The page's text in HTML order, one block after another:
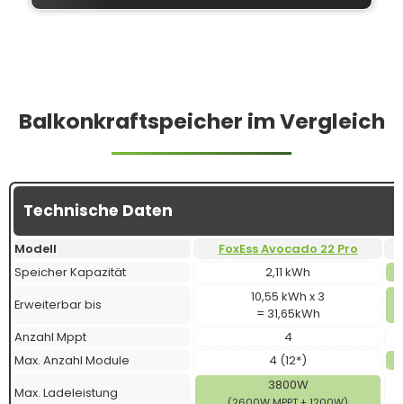
Balkonkraftspeicher im Vergleich
Technische Daten
Modell FoxEss Avocado 22 Pro
Speicher Kapazität
2,11 kWh
Erweiterbar bis
10,55 kWh x 3
= 31,65kWh
Anzahl Mppt
4
Max. Anzahl Module
4 (12*)
Max. Ladeleistung
3800W